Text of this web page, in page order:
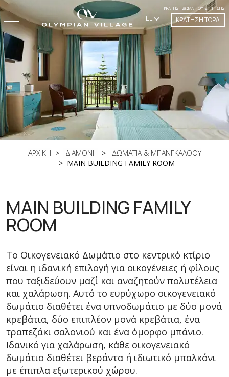
EL
ΚΡΆΤΗΣΗ ΔΩΜΑΤΊΟΥ & ΠΤΉΣΗΣ
ΚΡΑΤΗΣΗ ΤΩΡΑ
ΑΡΧΙΚΗ ΔΙΑΜΟΝΗ
ΔΩΜΑΤΙΑ & ΜΠΑΝΓΚΑΛΟΟΥ
MAIN BUILDING FAMILY ROOM
MAIN BUILDING FAMILY
ROOM
Το Οικογενειακό Δωμάτιο στο κεντρικό κτίριο
είναι η ιδανική επιλογή για οικογένειες ή φίλους
που ταξιδεύουν μαζί και αναζητούν πολυτέλεια
και χαλάρωση. Αυτό το ευρύχωρο οικογενειακό
δωμάτιο διαθέτει ένα υπνοδωμάτιο με δύο μονά
κρεβάτια, δύο επιπλέον μονά κρεβάτια, ένα
τραπεζάκι σαλονιού και ένα όμορφο μπάνιο.
Ιδανικό για χαλάρωση, κάθε οικογενειακό
δωμάτιο διαθέτει βεράντα ή ιδιωτικό μπαλκόνι
με έπιπλα εξωτερικού χώρου.